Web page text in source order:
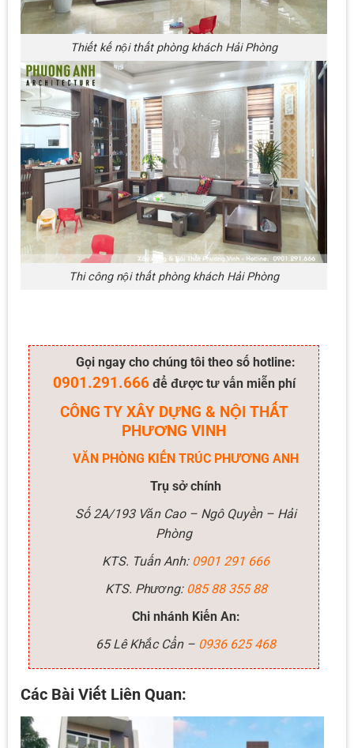
Thiết kế nội thất phòng khách Hải Phòng
Thi công nội thất phòng khách Hải Phòng
Gọi ngay cho chúng tôi theo số hotline:
0901.291.666để được tư vấn miễn phí
CÔNG TY XÂY DỰNG & NỘI THẤT
PHƯƠNG VINH
VĂN PHÒNG KIẾN TRÚC PHƯƠNG ANH
Trụ sở chính
Số 2A/193 Văn Cao – Ngô Quyền – Hải
Phòng
KTS. Tuấn Anh: 0901 291 666
KTS. Phương: 085 88 355 88
Chi nhánh Kiến An:
65 Lê Khắc Cẩn – 0936 625 468
Các Bài Viết Liên Quan: